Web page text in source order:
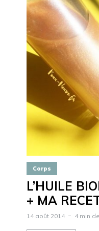
Corps
L’HUILE
+ MA
14 août 2014 4 min